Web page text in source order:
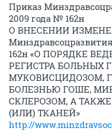
Приказ
2009 года № 162н
О ВНЕСЕНИИ
162н «О ПОРЯДКЕ
РЕГИСТРА БОЛЬНЫХ
МУКОВИСЦИДОЗОМ,
БОЛЕЗНЬЮ ГОШЕ,
СКЛЕРОЗОМ, А
(ИЛИ) ТКАНЕЙ»
http://